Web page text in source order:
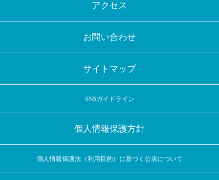
アクセス
お問い合わせ
サイトマップ
SNSガイドライン
個人情報保護方針
個人情報保護法（利用目的）に基づく公表について